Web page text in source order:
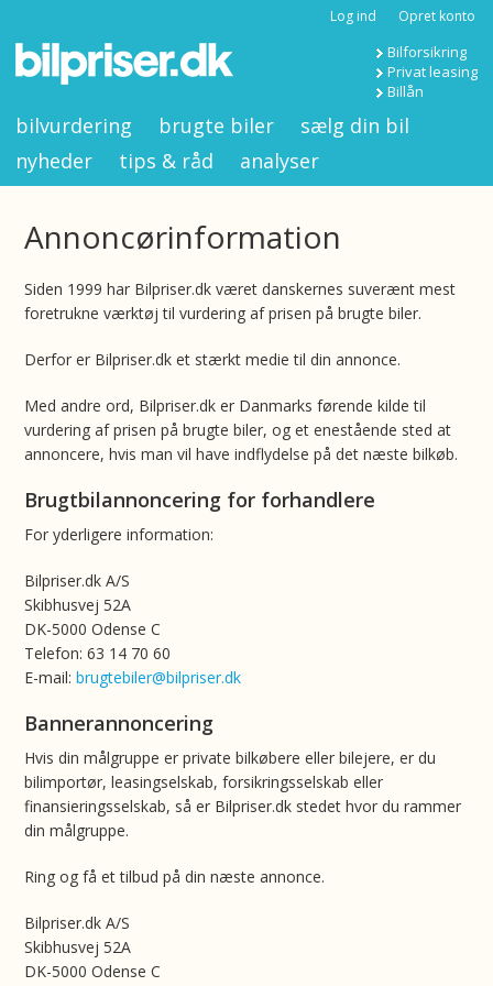
Log ind Opret konto
Bilforsikring
Privat leasing
Billån
bilvurdering brugte biler
sælg din bil
nyheder
tips & råd analyser
Annoncørinformation
Siden 1999 har Bilpriser.dk været danskernes suverænt mest
foretrukne værktøj til vurdering af prisen på brugte biler.
Derfor er Bilpriser.dk et stærkt medie til din annonce.
Med andre ord, Bilpriser.dk er Danmarks førende kilde til
vurdering af prisen på brugte biler, og et enestående sted at
annoncere, hvis man vil have indflydelse på det næste bilkøb.
Brugtbilannoncering for forhandlere
For yderligere information:
Bilpriser.dk A/S
Skibhusvej 52A
DK-5000 Odense C
Telefon: 63 14 70 60
E-mail:brugtebiler@bilpriser.dk
Bannerannoncering
Hvis din målgruppe er private bilkøbere eller bilejere, er du
bilimportør, leasingselskab, forsikringsselskab eller
finansieringsselskab, så er Bilpriser.dk stedet hvor du rammer
din målgruppe.
Ring og få et tilbud på din næste annonce.
Bilpriser.dk A/S
Skibhusvej 52A
DK-5000 Odense C